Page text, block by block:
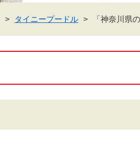
タイニープードル 「神奈川県